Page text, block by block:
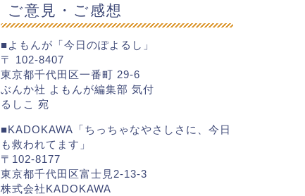
ご意見・ご感想
■よもんが「今日のぽよるし」
〒 102-8407
東京都千代田区一番町 29-6
ぶんか社 よもんが編集部 気付
るしこ 宛
■KADOKAWA「ちっちゃなやさしさに、今日
も救われてます」
〒102-8177
東京都千代田区富士見2-13-3
株式会社KADOKAWA